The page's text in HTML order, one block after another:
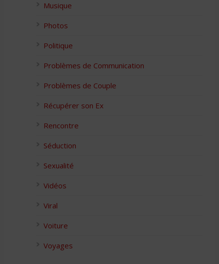
Musique
Photos
Politique
Problèmes de Communication
Problèmes de Couple
Récupérer son Ex
Rencontre
Séduction
Sexualité
Vidéos
Viral
Voiture
Voyages